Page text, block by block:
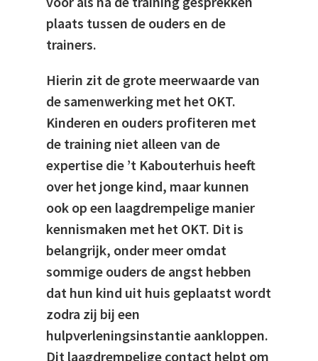
plaats tussen de ouders en de
trainers.
Hierin zit de grote meerwaarde van
de samenwerking met het OKT.
Kinderen en ouders profiteren met
de training niet alleen van de
expertise die ’t Kabouterhuis heeft
over het jonge kind, maar kunnen
ook op een laagdrempelige manier
kennismaken met het OKT. Dit is
belangrijk, onder meer omdat
sommige ouders de angst hebben
dat hun kind uit huis geplaatst wordt
zodra zij bij een
hulpverleningsinstantie aankloppen.
Dit laagdrempelige contact helpt om